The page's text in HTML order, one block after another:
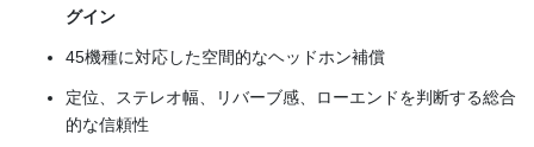
グイン
45機種に対応した空間的なヘッドホン補償
定位、ステレオ幅、リバーブ感、ローエンドを判断する総合
的な信頼性